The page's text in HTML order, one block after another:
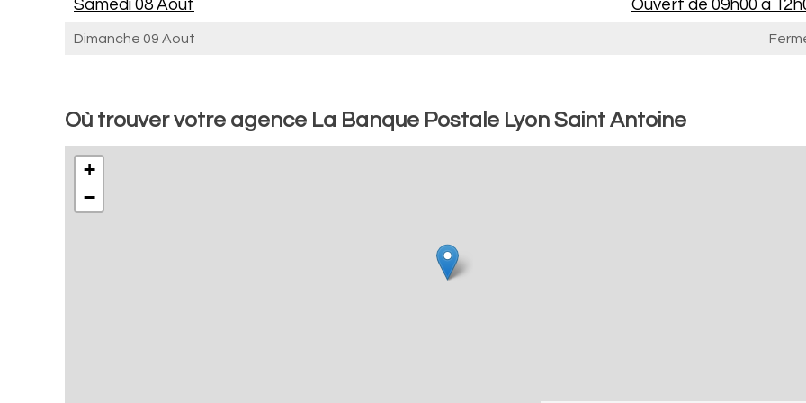
Samedi 08 Aout Ouvert de 09h00 à
Dimanche 09 Aout
Où trouver votre agence La Banque Postale Lyon Saint Antoine
+
−